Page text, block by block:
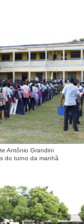
Antônio Grandini
do turno da manhã